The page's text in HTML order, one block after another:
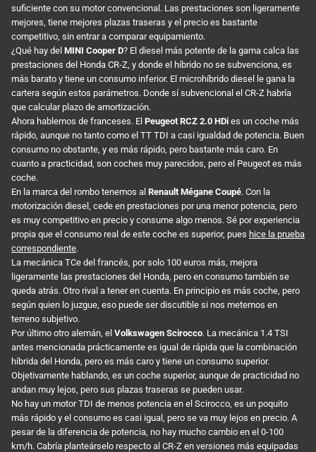
suficiente con su motor convencional. Las prestaciones son ligeramente
mejores, tiene mejores plazas traseras y el precio es bastante
competitivo, sin entrar a comparar equipamiento.
¿Qué hay del MINI Cooper D? El diesel más potente de la gama calca las
prestaciones del Honda CR-Z, y donde el híbrido no se subvenciona, es
más barato y tiene un consumo inferior. El microhíbrido diesel le gana la
cartera según estos parámetros. Donde sí subvencional el CR-Z habría
que calcular plazo de amortización.
Ahora hablemos de franceses. El Peugeot RCZ 2.0 HDi es un coche más
rápido, aunque no tanto como el TT TDI a casi igualdad de potencia. Buen
consumo no obstante, y es más rápido, pero bastante más caro. En
cuanto a practicidad, son coches muy parecidos, pero el Peugeot es más
coche.
En la marca del rombo tenemos al Renault Mégane Coupé. Con la
motorización diesel, cede en prestaciones por una menor potencia, pero
es muy competitivo en precio y consume algo menos. Sé por experiencia
propia que el consumo real de este coche es superior, pues hice la prueba
correspondiente.
La mecánica TCe del francés, por solo 100 euros más, mejora
ligeramente las prestaciones del Honda, pero en consumo también se
queda atrás. Otro rival a tener en cuenta. En principio es más coche, pero
según quien lo juzgue, eso puede ser discutible si nos metemos en
terreno subjetivo.
Por último otro alemán, el Volkswagen Scirocco. La mecánica 1.4 TSI
antes mencionada prácticamente es igual de rápida que la combinación
híbrida del Honda, pero es más caro y tiene un consumo superior.
Objetivamente hablando, es un coche superior, aunque de practicidad no
andan muy lejos, pero sus plazas traseras se pueden usar.
No hay un motor TDI de menos potencia en el Scirocco, es un poquito
más rápido y el consumo es casi igual, pero se va muy lejos en precio. A
pesar de la diferencia de potencia, no hay mucho cambio en el 0-100
km/h. Cabría planteárselo respecto al CR-Z en versiones más equipadas